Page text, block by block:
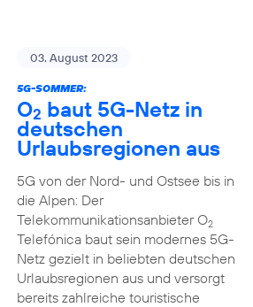
03. August 2023
5G-SOMMER:
O2 baut 5G-Netz in
deutschen
Urlaubsregionen aus
5G von der Nord- und Ostsee bis in
die Alpen: Der
Telekommunikationsanbieter O2
Telefónica baut sein modernes 5G-
Netz gezielt in beliebten deutschen
Urlaubsregionen aus und versorgt
bereits zahlreiche touristische